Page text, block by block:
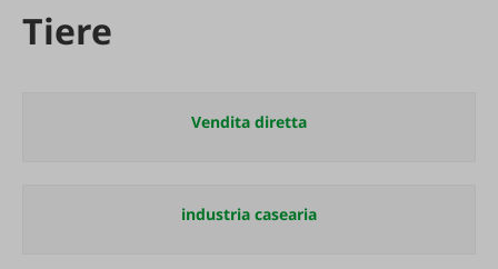
Tiere
Vendita diretta
industria casearia